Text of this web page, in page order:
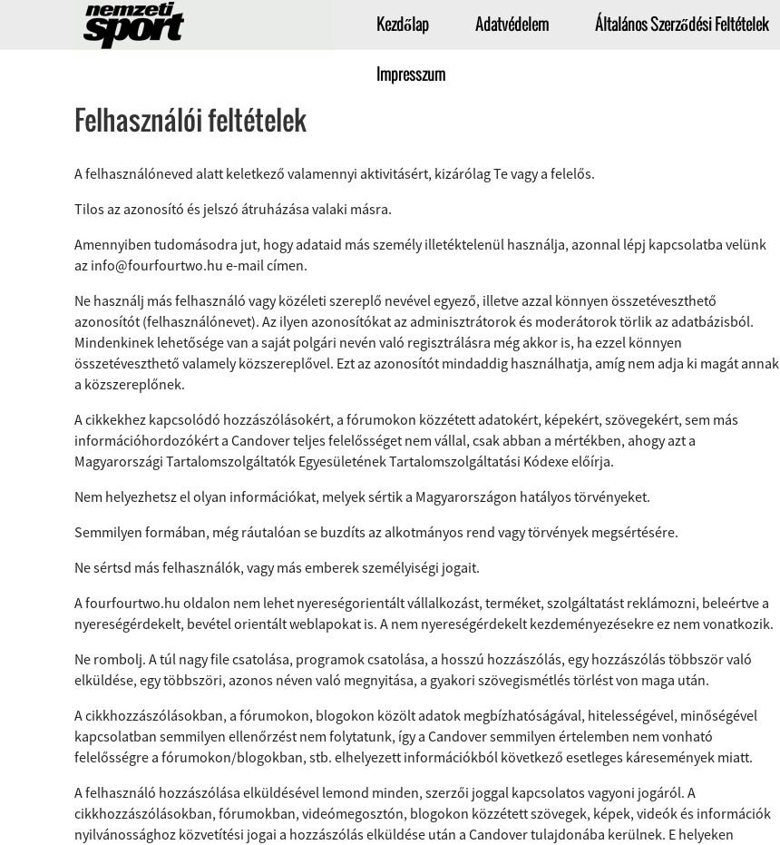
Kezdőlap Adatvédelem Általános Szerződési Feltételek
Impresszum
Felhasználói feltételek
A felhasználóneved alatt keletkező valamennyi aktivitásért, kizárólag Te vagy a felelős.
Tilos az azonosító és jelszó átruházása valaki másra.
Amennyiben tudomásodra jut, hogy adataid más személy illetéktelenül használja, azonnal lépj kapcsolatba velünk
az info@fourfourtwo.hu e-mail címen.
Ne használj más felhasználó vagy közéleti szereplő nevével egyező, illetve azzal könnyen összetéveszthető
azonosítót (felhasználónevet). Az ilyen azonosítókat az adminisztrátorok és moderátorok törlik az adatbázisból.
Mindenkinek lehetősége van a saját polgári nevén való regisztrálásra még akkor is, ha ezzel könnyen
összetéveszthető valamely közszereplővel. Ezt az azonosítót mindaddig használhatja, amíg nem adja ki magát annak
a közszereplőnek.
A cikkekhez kapcsolódó hozzászólásokért, a fórumokon közzétett adatokért, képekért, szövegekért, sem más
információhordozókért a Candover teljes felelősséget nem vállal, csak abban a mértékben, ahogy azt a
Magyarországi Tartalomszolgáltatók Egyesületének Tartalomszolgáltatási Kódexe előírja.
Nem helyezhetsz el olyan információkat, melyek sértik a Magyarországon hatályos törvényeket.
Semmilyen formában, még ráutalóan se buzdíts az alkotmányos rend vagy törvények megsértésére.
Ne sértsd más felhasználók, vagy más emberek személyiségi jogait.
A fourfourtwo.hu oldalon nem lehet nyereségorientált vállalkozást, terméket, szolgáltatást reklámozni, beleértve a
nyereségérdekelt, bevétel orientált weblapokat is. A nem nyereségérdekelt kezdeményezésekre ez nem vonatkozik.
Ne rombolj. A túl nagy file csatolása, programok csatolása, a hosszú hozzászólás, egy hozzászólás többször való
elküldése, egy többszöri, azonos néven való megnyitása, a gyakori szövegismétlés törlést von maga után.
A cikkhozzászólásokban, a fórumokon, blogokon közölt adatok megbízhatóságával, hitelességével, minőségével
kapcsolatban semmilyen ellenőrzést nem folytatunk, így a Candover semmilyen értelemben nem vonható
felelősségre a fórumokon/blogokban, stb. elhelyezett információkból következő esetleges káresemények miatt.
A felhasználó hozzászólása elküldésével lemond minden, szerzői joggal kapcsolatos vagyoni jogáról. A
cikkhozzászólásokban, fórumokban, videómegosztón, blogokon közzétett szövegek, képek, videók és információk
nyilvánossághoz közvetítési jogai a hozzászólás elküldése után a Candover tulajdonába kerülnek. E helyeken